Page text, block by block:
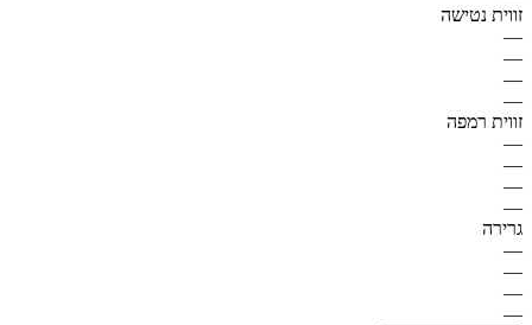
זווית נטישה
—
—
—
—
זווית רמפה
—
—
—
—
גרירה
—
—
—
—